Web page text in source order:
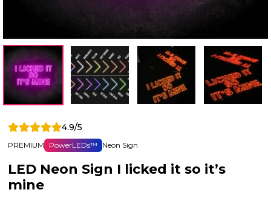
4.9/5
PREMIUM PowerLEDs™ Neon Sign
LED Neon Sign I licked it so it’s
mine